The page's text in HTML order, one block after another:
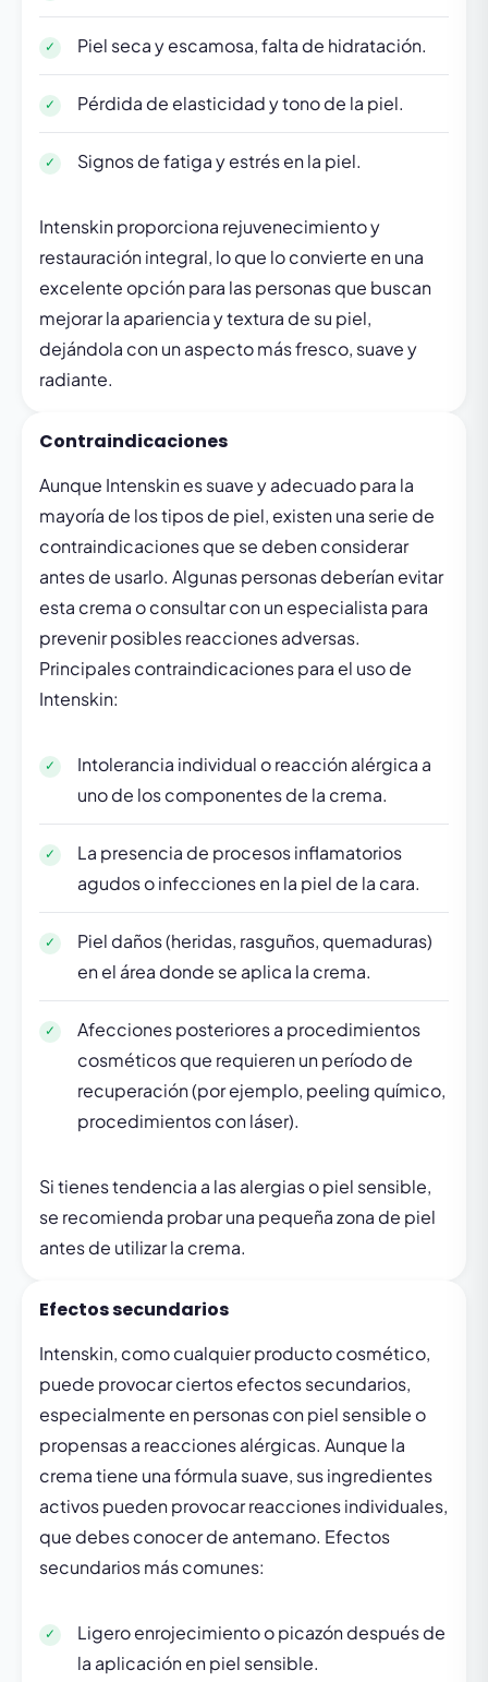
Piel seca y escamosa, falta de hidratación.
Pérdida de elasticidad y tono de la piel.
Signos de fatiga y estrés en la piel.
Intenskin proporciona rejuvenecimiento y
restauración integral, lo que lo convierte en una
excelente opción para las personas que buscan
mejorar la apariencia y textura de su piel,
dejándola con un aspecto más fresco, suave y
radiante.
Contraindicaciones
Aunque Intenskin es suave y adecuado para la
mayoría de los tipos de piel, existen una serie de
contraindicaciones que se deben considerar
antes de usarlo. Algunas personas deberían evitar
esta crema o consultar con un especialista para
prevenir posibles reacciones adversas.
Principales contraindicaciones para el uso de
Intenskin:
Intolerancia individual o reacción alérgica a
uno de los componentes de la crema.
La presencia de procesos inflamatorios
agudos o infecciones en la piel de la cara.
Piel daños (heridas, rasguños, quemaduras)
en el área donde se aplica la crema.
Afecciones posteriores a procedimientos
cosméticos que requieren un período de
recuperación (por ejemplo, peeling químico,
procedimientos con láser).
Si tienes tendencia a las alergias o piel sensible,
se recomienda probar una pequeña zona de piel
antes de utilizar la crema.
Efectos secundarios
Intenskin, como cualquier producto cosmético,
puede provocar ciertos efectos secundarios,
especialmente en personas con piel sensible o
propensas a reacciones alérgicas. Aunque la
crema tiene una fórmula suave, sus ingredientes
activos pueden provocar reacciones individuales,
que debes conocer de antemano. Efectos
secundarios más comunes:
Ligero enrojecimiento o picazón después de
la aplicación en piel sensible.